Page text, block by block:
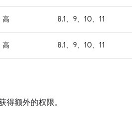
高 8.1、9、10、11
高 8.1、9、10、11
额外的权限。